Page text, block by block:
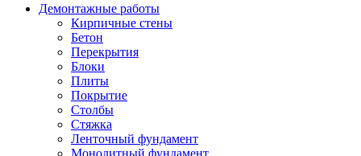
Демонтажные работы
Кирпичные стены
Бетон
Перекрытия
Блоки
Плиты
Покрытие
Столбы
Стяжка
Ленточный фундамент
Монолитный фундамент